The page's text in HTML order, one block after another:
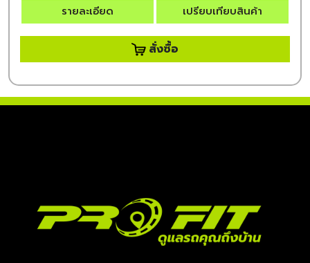
รายละเอียด เปรียบเทียบสินค้า
สั่งซื้อ